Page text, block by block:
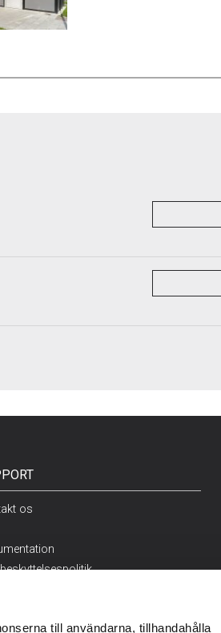
till användarna, tillhandahålla
os